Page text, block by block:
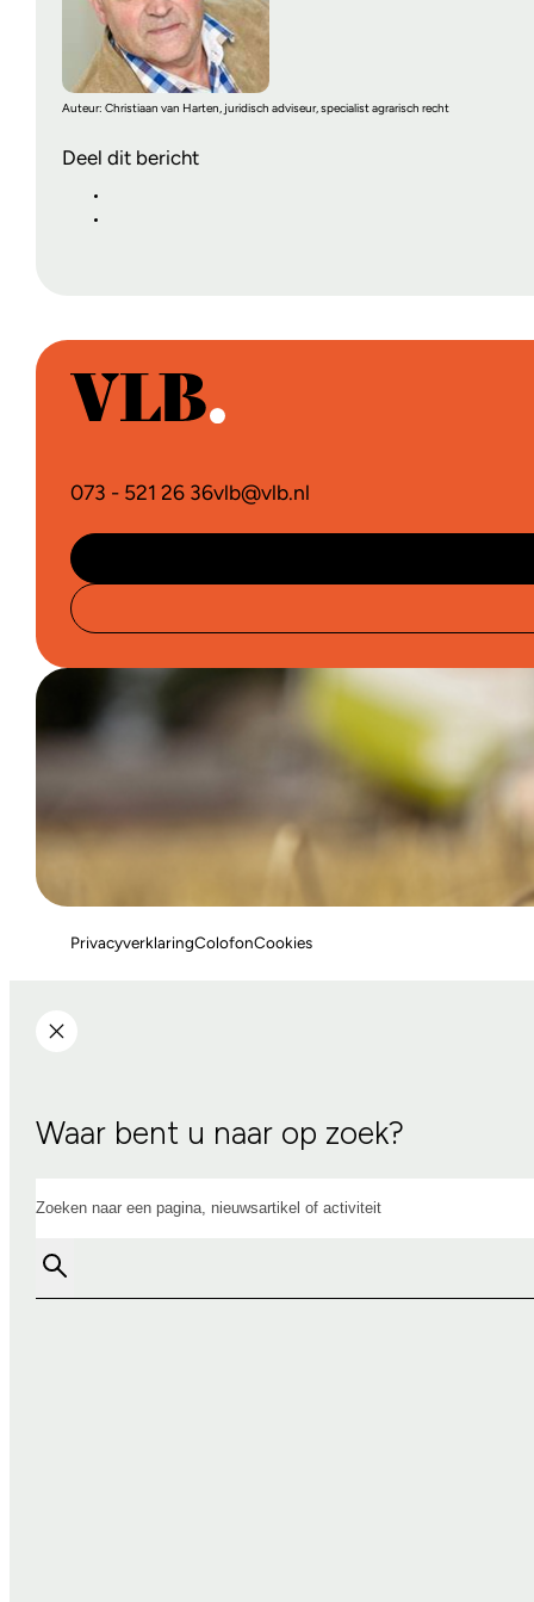
Auteur: Christiaan van Harten, juridisch adviseur, specialist agrarisch recht
Deel dit bericht
073 - 521 26 36vlb@vlb.nl
PrivacyverklaringColofonCookies
Waar bent u naar op zoek?